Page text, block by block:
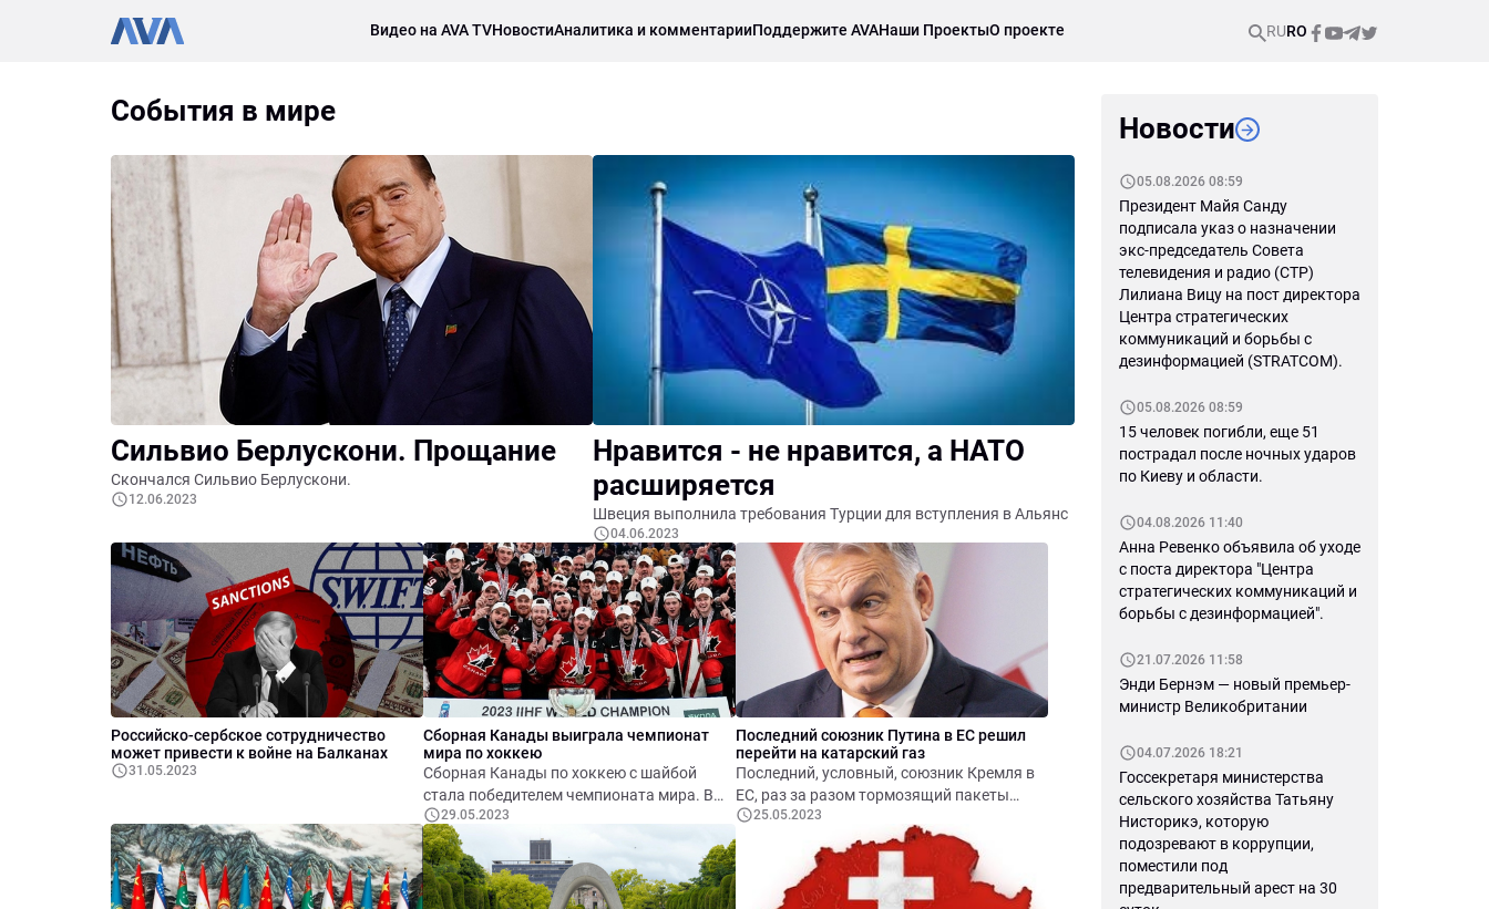
Видео на AVA TVНовостиАналитика и комментарииПоддержите AVAНаши ПроектыО проекте RURO
События в мире
Сильвио Берлускони. Прощание
Скончался Сильвио Берлускони.
12.06.2023
Нравится - не нравится, а НАТО
расширяется
Швеция выполнила требования Турции для вступления в Альянс
04.06.2023
Российско-сербское сотрудничество
может привести к войне на Балканах
31.05.2023
Сборная Канады выиграла чемпионат
мира по хоккею
Сборная Канады по хоккею с шайбой
стала победителем чемпионата мира. В
финале канадцы обыграли сборную
Германии со счётом 5:2.
29.05.2023
Последний союзник Путина в ЕС решил
перейти на катарский газ
Последний, условный, союзник Кремля в
ЕС, раз за разом тормозящий пакеты
санкций против России, готовится
отказаться от российского газа.
25.05.2023
Новости
05.08.2026 08:59
Президент Майя Санду
подписала указ о назначении
экс-председатель Совета
телевидения и радио (СТР)
Лилиана Вицу на пост директора
Центра стратегических
коммуникаций и борьбы с
дезинформацией (STRATCOM).
05.08.2026 08:59
15 человек погибли, еще 51
пострадал после ночных ударов
по Киеву и области.
04.08.2026 11:40
Анна Ревенко объявила об уходе
с поста директора "Центра
стратегических коммуникаций и
борьбы с дезинформацией".
21.07.2026 11:58
Энди Бернэм — новый премьер-
министр Великобритании
04.07.2026 18:21
Госсекретаря министерства
сельского хозяйства Татьяну
Нисторикэ, которую
подозревают в коррупции,
поместили под
предварительный арест на 30